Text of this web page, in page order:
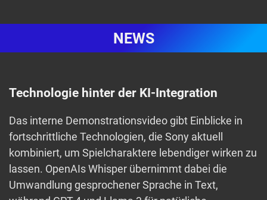
NEWS
Technologie hinter der KI-Integration
Das interne Demonstrationsvideo gibt Einblicke in
fortschrittliche Technologien, die Sony aktuell
kombiniert, um Spielcharaktere lebendiger wirken zu
lassen. OpenAIs Whisper übernimmt dabei die
Umwandlung gesprochener Sprache in Text,